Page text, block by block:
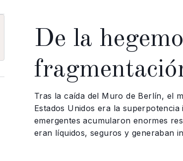
De la
Tras la caída del Muro de Berlín, el
Estados Unidos era la
emergentes acumularon enormes
eran líquidos, seguros y generaban